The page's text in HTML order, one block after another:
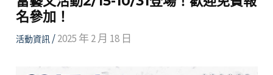
名參加！
活動資訊/2025 年 2 月 18 日